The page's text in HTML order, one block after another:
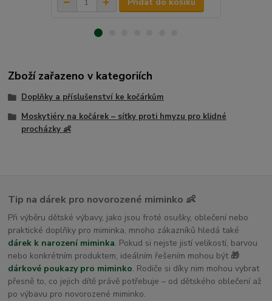
Zboží zařazeno v kategoriích
Doplňky a příslušenství ke kočárkům
Moskytiéry na kočárek – síťky proti hmyzu pro klidné
procházky 👶
Tip na dárek pro novorozené miminko 👶
Při výběru dětské výbavy, jako jsou froté osušky, oblečení nebo
praktické doplňky pro miminka, mnoho zákazníků hledá také
dárek k narození miminka. Pokud si nejste jistí velikostí, barvou
nebo konkrétním produktem, ideálním řešením mohou být 🎁
dárkové poukazy pro miminko. Rodiče si díky nim mohou vybrat
přesně to, co jejich dítě právě potřebuje – od dětského oblečení až
po výbavu pro novorozené miminko.